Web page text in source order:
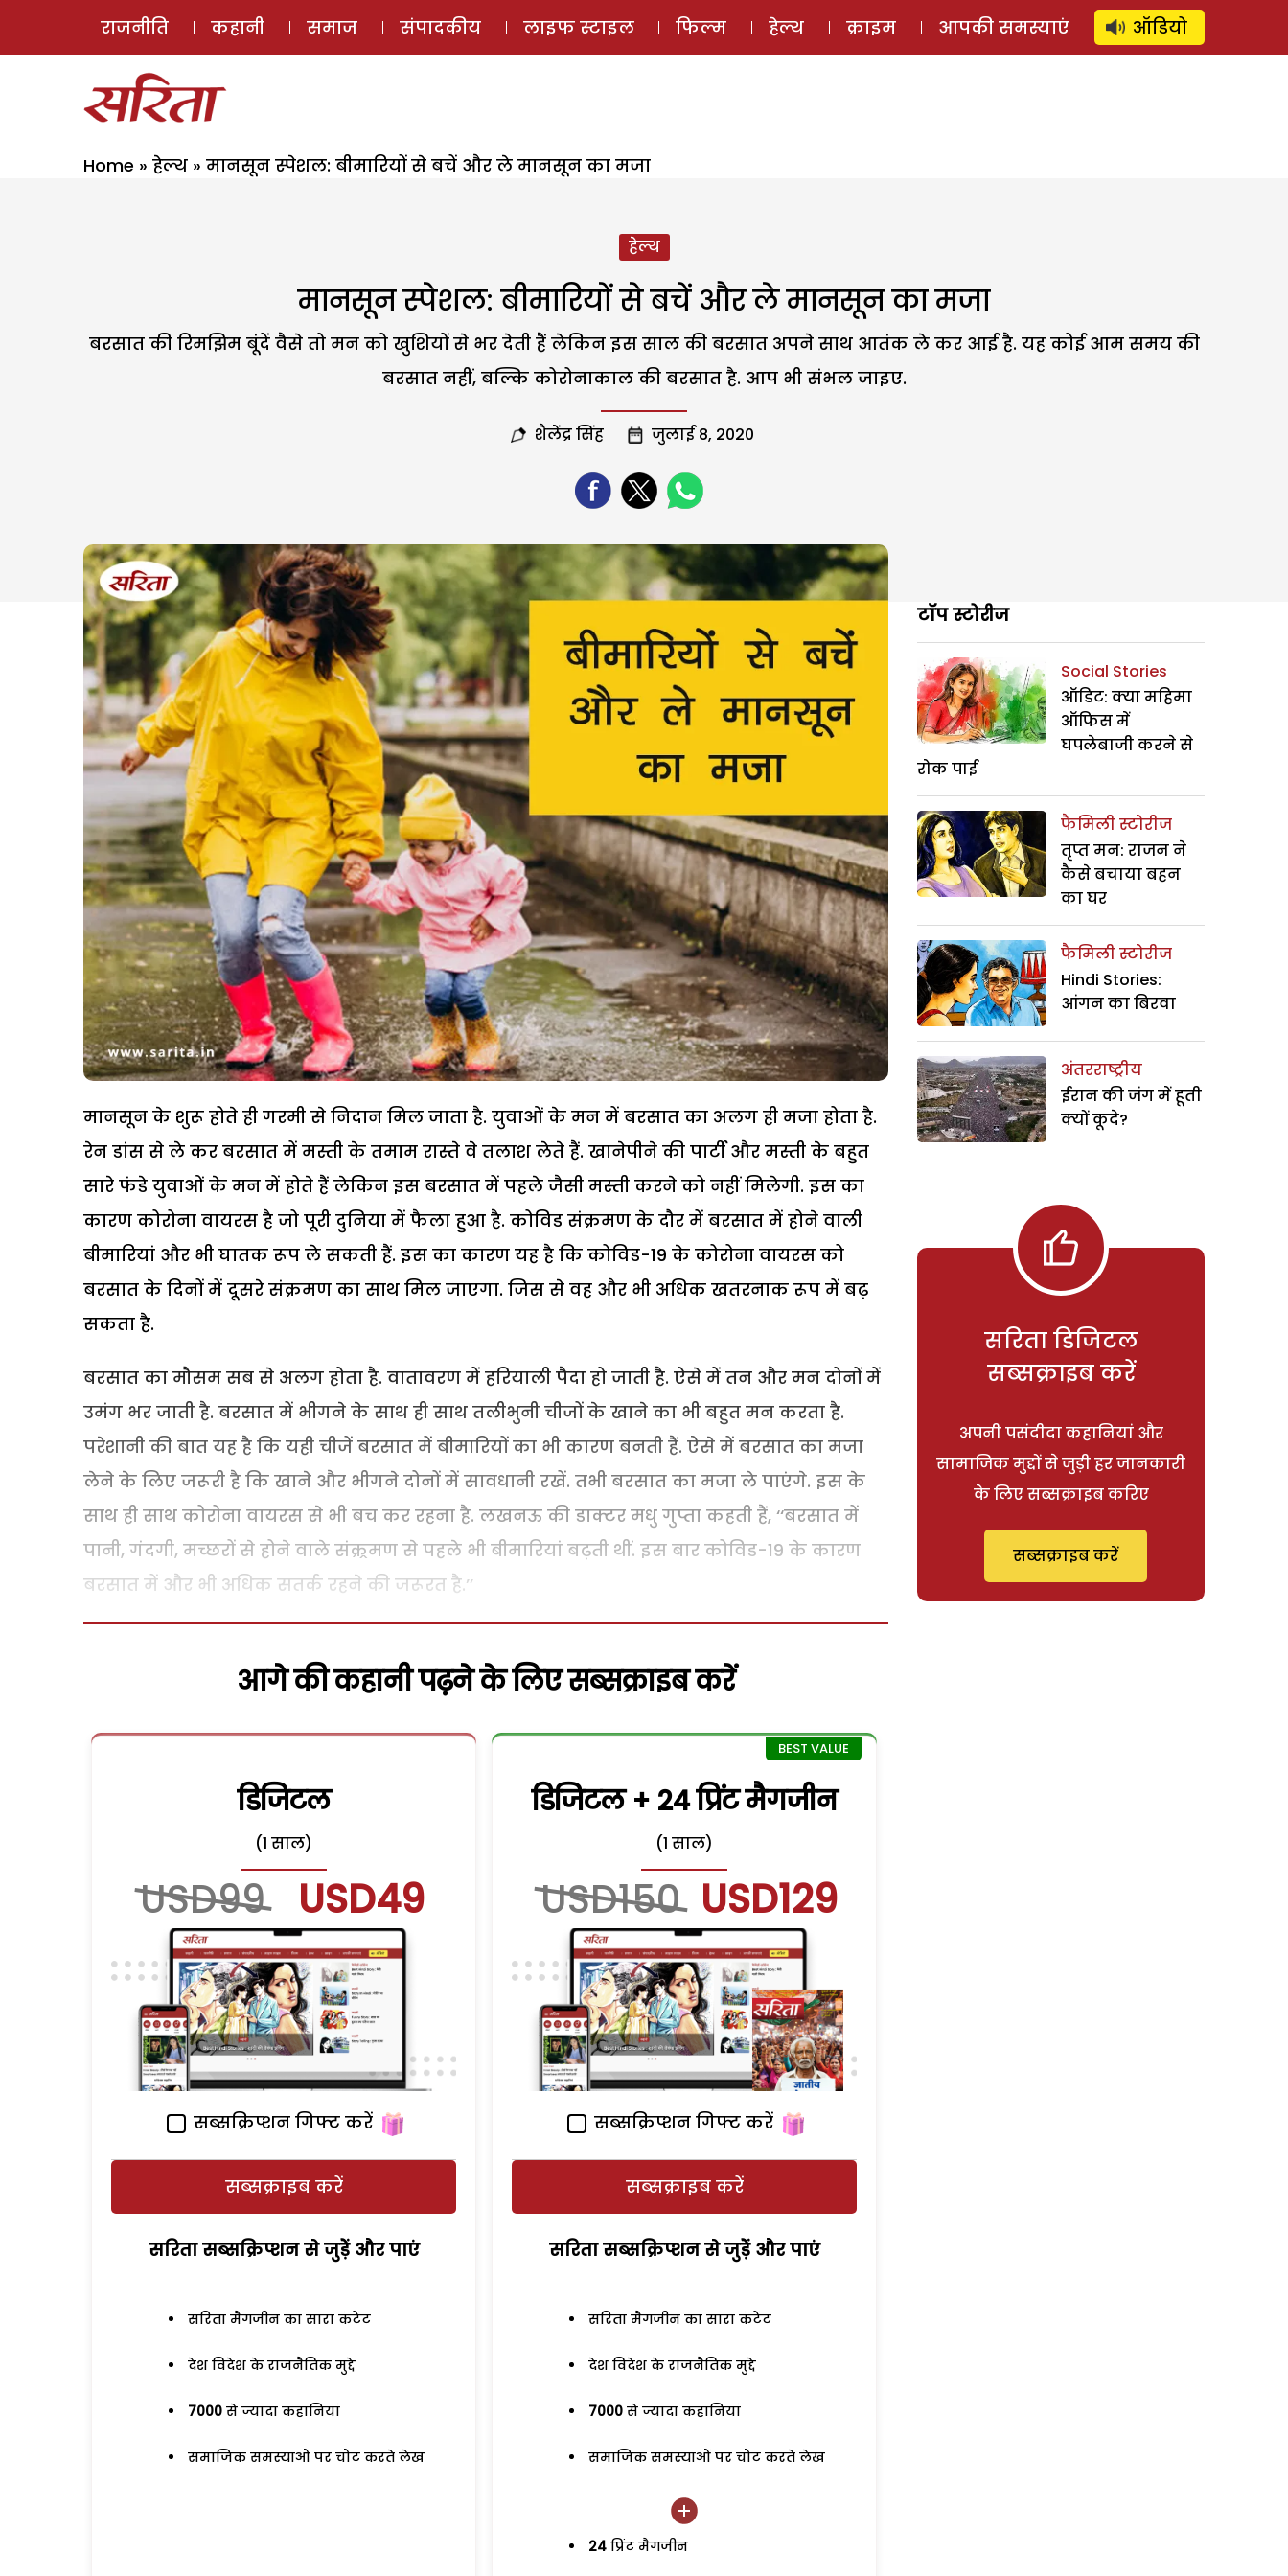
ई-मैगज़ीन ऑडियो स्टोरी लॉग इन ⚲ SUBSCRIBE
राजनीति कहानी समाज संपादकीय लाइफ स्टाइल फिल्म हेल्थ क्राइम आपकी समस्याएं ऑडियो
Home » हेल्थ » मानसून स्पेशल: बीमारियों से बचें और ले मानसून का मजा
हेल्थ
मानसून स्पेशल: बीमारियों से बचें और ले मानसून का मजा
बरसात की रिमझिम बूंदें वैसे तो मन को खुशियों से भर देती हैं लेकिन इस साल की बरसात अपने साथ आतंक ले कर आई है. यह कोई आम समय की
बरसात नहीं, बल्कि कोरोनाकाल की बरसात है. आप भी संभल जाइए.
शैलेंद्र सिंह जुलाई 8, 2020
मानसून के शुरू होते ही गरमी से निदान मिल जाता है. युवाओं के मन में बरसात का अलग ही मजा होता है.
रेन डांस से ले कर बरसात में मस्ती के तमाम रास्ते वे तलाश लेते हैं. खानेपीने की पार्टी और मस्ती के बहुत
सारे फंडे युवाओं के मन में होते हैं लेकिन इस बरसात में पहले जैसी मस्ती करने को नहीं मिलेगी. इस का
कारण कोरोना वायरस है जो पूरी दुनिया में फैला हुआ है. कोविड संक्रमण के दौर में बरसात में होने वाली
बीमारियां और भी घातक रूप ले सकती हैं. इस का कारण यह है कि कोविड-19 के कोरोना वायरस को
बरसात के दिनों में दूसरे संक्रमण का साथ मिल जाएगा. जिस से वह और भी अधिक खतरनाक रूप में बढ़
सकता है.
बरसात का मौसम सब से अलग होता है. वातावरण में हरियाली पैदा हो जाती है. ऐसे में तन और मन दोनों में
उमंग भर जाती है. बरसात में भीगने के साथ ही साथ तलीभुनी चीजों के खाने का भी बहुत मन करता है.
परेशानी की बात यह है कि यही चीजें बरसात में बीमारियों का भी कारण बनती हैं. ऐसे में बरसात का मजा
लेने के लिए जरूरी है कि खाने और भीगने दोनों में सावधानी रखें. तभी बरसात का मजा ले पाएंगे. इस के
साथ ही साथ कोरोना वायरस से भी बच कर रहना है. लखनऊ की डाक्टर मधु गुप्ता कहती हैं, ‘‘बरसात में
पानी, गंदगी, मच्छरों से होने वाले संक्र्रमण से पहले भी बीमारियां बढ़ती थीं. इस बार कोविड-19 के कारण
बरसात में और भी अधिक सतर्क रहने की जरूरत है.’’
आगे की कहानी पढ़ने के लिए सब्सक्राइब करें
डिजिटल
(1 साल)
USD99 USD49
सब्सक्रिप्शन गिफ्ट करें
सब्सक्राइब करें
सरिता सब्सक्रिप्शन से जुड़ेें और पाएं
सरिता मैगजीन का सारा कंटेंट
देश विदेश के राजनैतिक मुद्दे
7000 से ज्यादा कहानियां
समाजिक समस्याओं पर चोट करते लेख
डिजिटल + 24 प्रिंट मैगजीन
(1 साल)
USD150 USD129
सब्सक्रिप्शन गिफ्ट करें
सब्सक्राइब करें
सरिता सब्सक्रिप्शन से जुड़ेें और पाएं
सरिता मैगजीन का सारा कंटेंट
देश विदेश के राजनैतिक मुद्दे
7000 से ज्यादा कहानियां
समाजिक समस्याओं पर चोट करते लेख
24 प्रिंट मैगजीन
टॉप स्टोरीज
Social Stories
ऑडिट: क्या महिमा
ऑफिस में
घपलेबाजी करने से
रोक पाई
फैमिली स्टोरीज
तृप्त मन: राजन ने
कैसे बचाया बहन
का घर
फैमिली स्टोरीज
Hindi Stories:
आंगन का बिरवा
अंतरराष्ट्रीय
ईरान की जंग में हूती
क्यों कूदे?
सरिता डिजिटल
सब्सक्राइब करें
अपनी पसंदीदा कहानियां और
सामाजिक मुद्दों से जुड़ी हर जानकारी
के लिए सब्सक्राइब करिए
सब्सक्राइब करें